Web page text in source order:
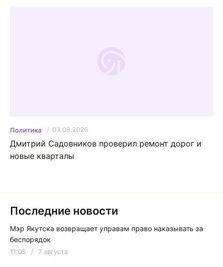
Политика 03.08.2026
Дмитрий Садовников проверил ремонт дорог и
новые кварталы
Последние новости
Мэр Якутска возвращает управам право наказывать за
беспорядок
11:05 / 7 августа